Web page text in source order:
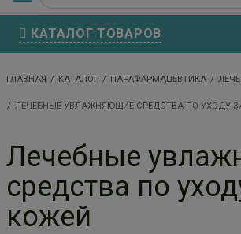
КАТАЛОГ ТОВАРОВ
ГЛАВНАЯ КАТАЛОГ ПАРАФАРМАЦЕВТИКА
ЛЕЧЕБНЫЕ УВЛАЖНЯЮЩИЕ СРЕДСТВА ПО УХОДУ
Лечебные
средства по
кожей